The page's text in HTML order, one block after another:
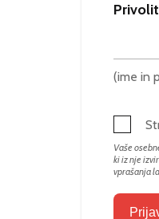
(ime in
Vaše
ki iz nje
vprašanja